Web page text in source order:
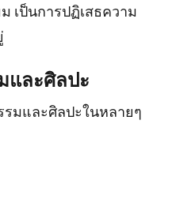
เป็นการปฏิเสธความ
และศิลปะ
มและศิลปะในหลายๆ